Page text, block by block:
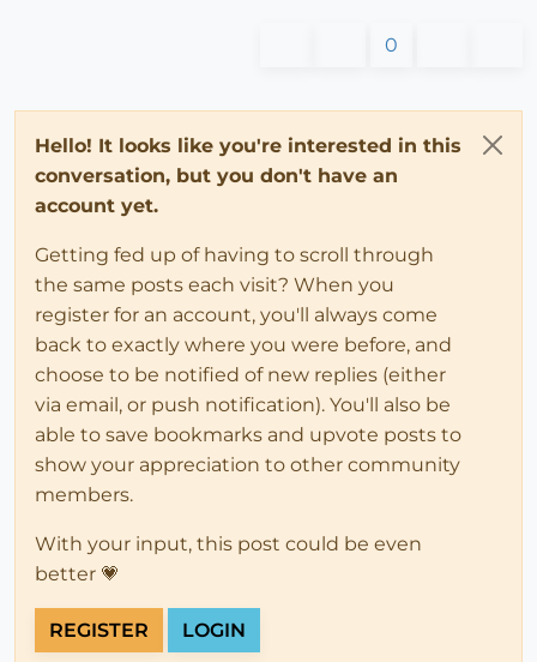
0
Hello! It looks like you're interested in this
conversation, but you don't have an
account yet.
Getting fed up of having to scroll through
the same posts each visit? When you
register for an account, you'll always come
back to exactly where you were before, and
choose to be notified of new replies (either
via email, or push notification). You'll also be
able to save bookmarks and upvote posts to
show your appreciation to other community
members.
With your input, this post could be even
better 💗
REGISTER LOGIN